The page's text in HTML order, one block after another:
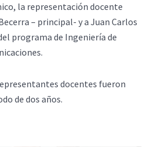
la representación docente
– principal- y a Juan Carlos
programa de Ingeniería de
docentes fueron
de dos años.